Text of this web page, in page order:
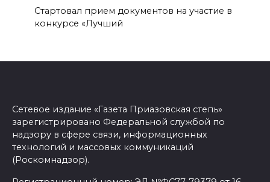
Стартовал прием документов на участие в
конкурсе «Лучший
Сетевое издание «Газета Приазовская степь»
зарегистрировано Федеральной службой по
надзору в сфере связи, информационных
технологий и массовых коммуникаций
(Роскомнадзор).